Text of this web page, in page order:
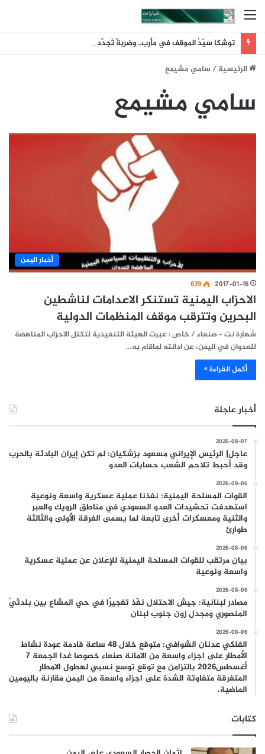
القائمة
توشكا سيّدُ الموقف في مأرب.. وضربةٌ تُجدِّد معادلةَ الردع
الرئيسية/ سامي مشيمع
سامي مشيمع
أخبار اليمن
2017-01-16
639
الاحزاب اليمنية تستنكر الاعدامات لناشطين
البحرين وتترقب موقف المنظمات الدولية
شهارة نت – صنعاء / خاص : عبرت الهيئة التنفيذية لتكتل الاحزاب المناهضة
للعدوان في اليمن، عن ادانته لماقام به…
أكمل القراءة »
أخبار عاجلة
2026-08-07
عاجل| الرئيس الإيراني مسعود بزشكيان: لم تكن إيران البادئة بالحرب
وقد أحبط تلاحم الشعب حسابات العدو
2026-08-06
القوات المسلحة اليمنية: نفذنا عملية عسكرية واسعة ونوعية
استهدفت تحشيدات العدو السعودي في مناطق الرويك والعبر
والثنية ومعسكرات أخرى تابعة لما يسمى الفرقة الأولى والثالثة
طوارئ
2026-08-06
بيان مرتقب للقوات المسلحة اليمنية للإعلان عن عملية عسكرية
واسعة ونوعية
2026-08-06
مصادر لبنانية: جيش الاحتلال نفّذ تفجيرًا في حي المشاع بين بلدتَيْ
المنصوري ومجدل زون جنوب لبنان
2026-08-06
الفلكي عدنان الشوافي: متوقع خلال 48 ساعة قادمة عودة نشاط
الأمطار على اجزاء واسعة من الامانة صنعاء خصوصا غدا الجمعة 7
أغسطس2026 بالتزامن مع توقع توسع نسبي لهطول الامطار
المتفرقة متفاوتة الشدة على اجزاء واسعة من اليمن مقارنة باليومين
الماضية.
كتابات